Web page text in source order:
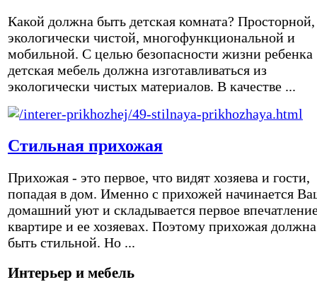
Какой должна быть детская комната? Просторной,
экологически чистой, многофункциональной и
мобильной. С целью безопасности жизни ребенка
детская мебель должна изготавливаться из
экологически чистых материалов. В качестве ...
Стильная прихожая
Прихожая - это первое, что видят хозяева и гости,
попадая в дом. Именно с прихожей начинается
домашний уют и складывается первое
квартире и ее хозяевах. Поэтому прихожая должна
быть стильной. Но ...
Интерьер и мебель